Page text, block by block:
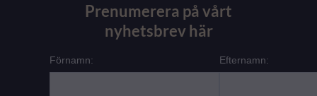
Prenumerera på vårt
nyhetsbrev här
Förnamn: Efternamn: